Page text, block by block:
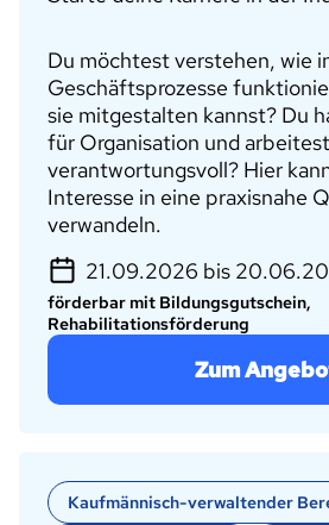
Du möchtest verstehen, wie
Geschäftsprozesse
sie mitgestalten kannst? Du
für Organisation und
verantwortungsvoll? Hier
Interesse in eine praxisnahe
verwandeln.
21.09.2026 bis
förderbar mit Bildungsgutschein,
Rehabilitationsförderung
Zum
Kaufmännisch-verwaltender